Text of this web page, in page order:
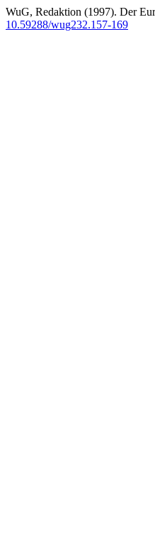
WuG, Redaktion (1997). Der
10.59288/wug232.157-169